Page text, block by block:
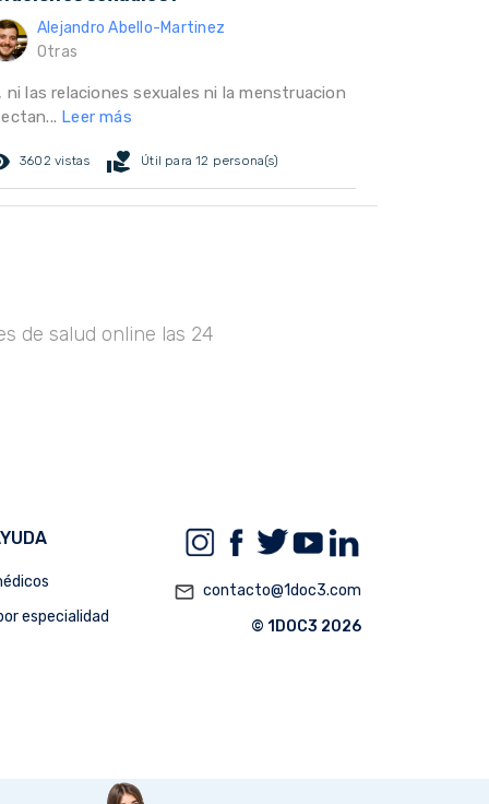
Alejandro Abello-Martinez
Otras
ni las relaciones sexuales ni la menstruacion
Leer más
3602 vistas volunteer_activism Útil para 12 persona(s)
de salud online las 24
especialidad
mail_outline contacto@1doc3.com
© 1DOC3 2026